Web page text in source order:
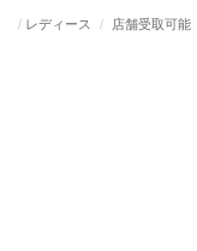
レディース 店舗受取可能